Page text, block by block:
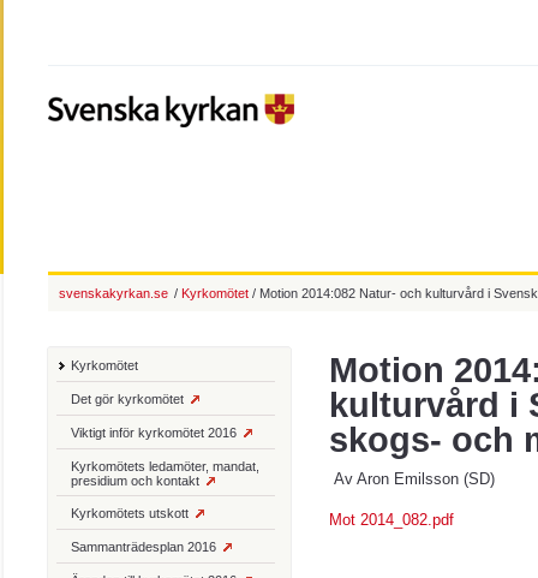
Motion
kulturvård i
skogs- och
Av Aron Emilsson (SD)
Mot 2014_082.pdf
Kyrkomötet
Det gör kyrkomötet
Viktigt inför kyrkomötet 2016
Kyrkomötets ledamöter, mandat,
presidium och kontakt
Kyrkomötets utskott
Sammanträdesplan 2016
svenskakyrkan.se / Kyrkomötet / Motion 2014:082 Natur- och kulturvård i